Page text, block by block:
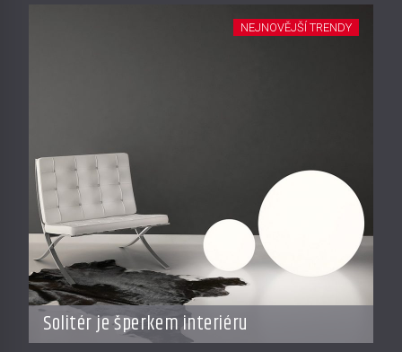
Solitér je šperkem interiéru
NEJNOVĚJŠÍ TRENDY